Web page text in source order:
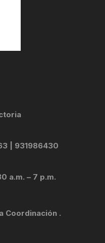
| 931986430
a.m. – 7 p.m.
Coordinación .